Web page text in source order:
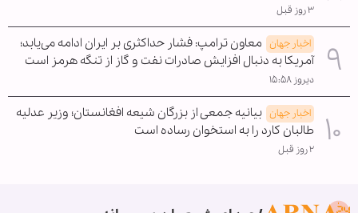
۳ روز قبل
اخبار جهان معاون ترامپ: فشار حداکثری بر ایران ادامه می‌یابد؛
آمریکا به دنبال افزایش صادرات نفت و گاز از تنگه هرمز است
دیروز ۱۵:۵۸
اخبار جهان بیانیه جمعی از بزرگان شیعه افغانستان؛ وزیر عدلیه
طالبان کارد را به استخوان رساده است
۲ روز قبل